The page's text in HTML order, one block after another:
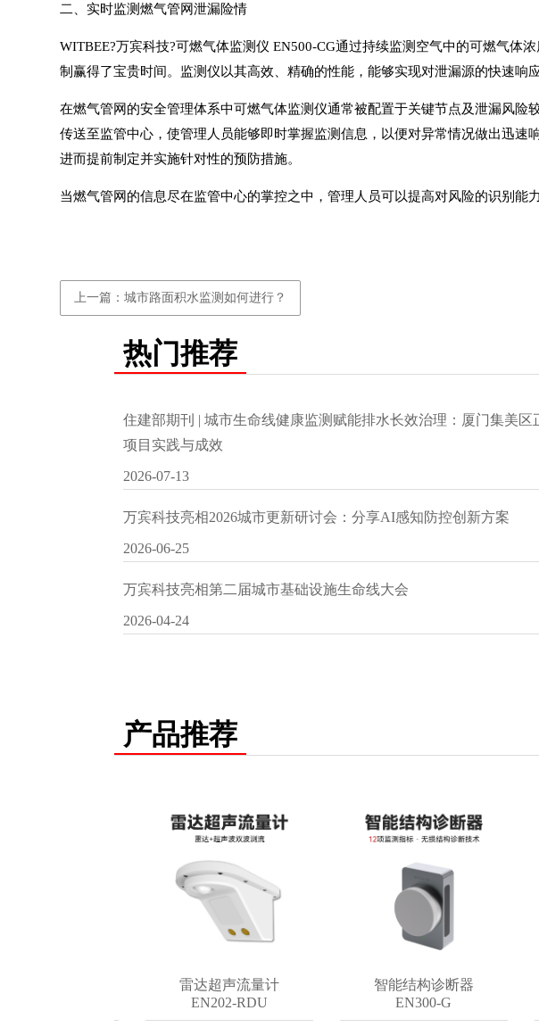
二、实时监测燃气管网泄漏险情
WITBEE?万宾科技?可燃气体监测仪 EN500-CG通过持续监测空气中的可燃气体
制赢得了宝贵时间。监测仪以其高效、精确的性能，能够实现对泄漏源的快速响
在燃气管网的安全管理体系中可燃气体监测仪通常被配置于关键节点及泄漏风险
传送至监管中心，使管理人员能够即时掌握监测信息，以便对异常情况做出迅
进而提前制定并实施针对性的预防措施。
当燃气管网的信息尽在监管中心的掌控之中，管理人员可以提高对风险的识别能
上一篇：城市路面积水监测如何进行？
热门推荐
住建部期刊 | 城市生命线健康监测赋能排水长效治理：厦门集美区
项目实践与成效
2026-07-13
万宾科技亮相2026城市更新研讨会：分享AI感知防控创新方案
2026-06-25
万宾科技亮相第二届城市基础设施生命线大会
2026-04-24
产品推荐
雷达超声流量计
EN202-RDU
智能结构诊断器
EN300-G